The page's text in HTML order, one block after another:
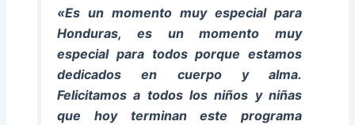
«Es un momento muy especial para
Honduras, es un momento muy
especial para todos porque estamos
dedicados en cuerpo y alma.
Felicitamos a todos los niños y niñas
que hoy terminan este programa